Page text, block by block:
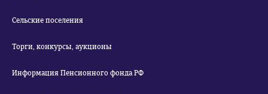
Сельские поселения
Торги, конкурсы, аукционы
Информация Пенсионного фонда РФ